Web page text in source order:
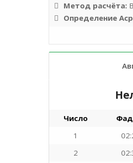
Метод расчёта:
Определение
Число
1
2